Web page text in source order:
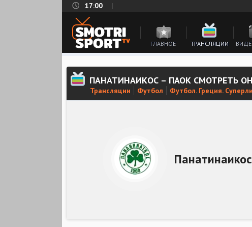
17:00
ГЛАВНОЕ ТРАНСЛЯЦИИ
ПАНАТИНАИКОС – ПАОК СМОТРЕТЬ
Трансляции Футбол Футбол. Греция.
Панатинаикос